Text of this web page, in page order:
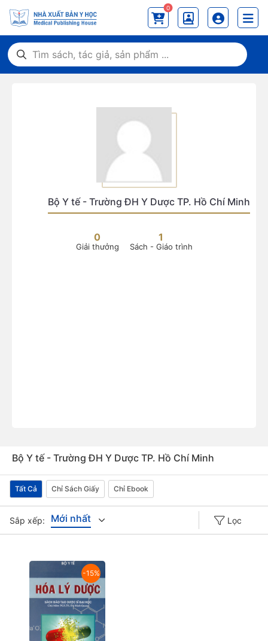
0
Bộ Y tế - Trường ĐH Y Dược TP. Hồ Chí Minh
0
Giải thưởng
1
Sách - Giáo trình
Bộ Y tế - Trường ĐH Y Dược TP. Hồ Chí Minh
Tất Cả Chỉ Sách Giấy Chỉ Ebook
Sắp xếp: Mới nhất Lọc
Năm xuất bản
Mới nhất
-15%